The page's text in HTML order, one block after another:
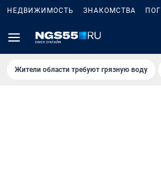
НЕДВИЖИМОСТЬ ЗНАКОМСТВА
Жители области требуют грязную воду